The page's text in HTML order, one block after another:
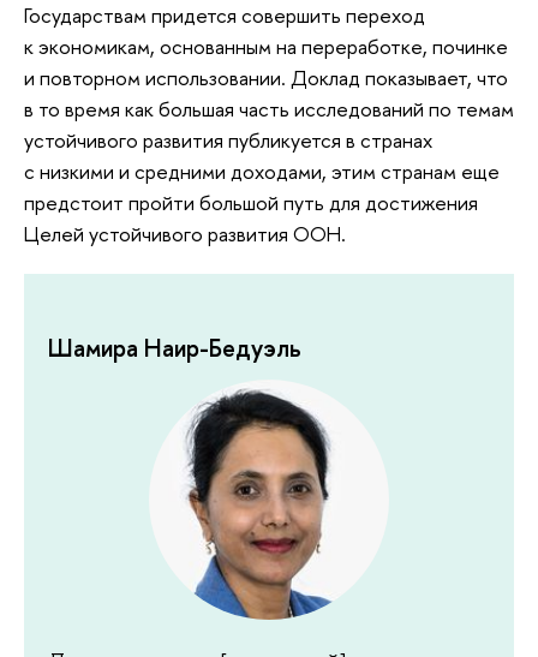
Государствам придется совершить переход
к экономикам, основанным на переработке, починке
и повторном использовании. Доклад показывает, что
в то время как большая часть исследований по темам
устойчивого развития публикуется в странах
с низкими и средними доходами, этим странам еще
предстоит пройти большой путь для достижения
Целей устойчивого развития ООН.
Шамира Наир-Бедуэль